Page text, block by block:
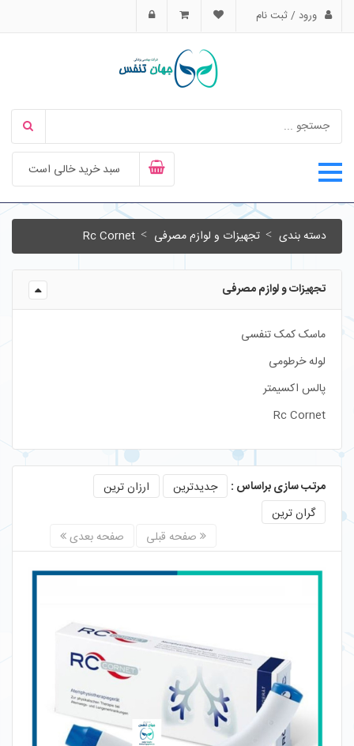
ورود / ثبت نام
سبد خرید خالی است
دسته بندی تجهیزات و لوازم مصرفی Rc Cornet
تجهیزات و لوازم مصرفی
ماسک کمک تنفسی
لوله خرطومی
پالس اکسیمتر
Rc Cornet
مرتب سازی براساس : جدیدترین
ارزان ترین
گران ترین
صفحه قبلی
صفحه بعدی